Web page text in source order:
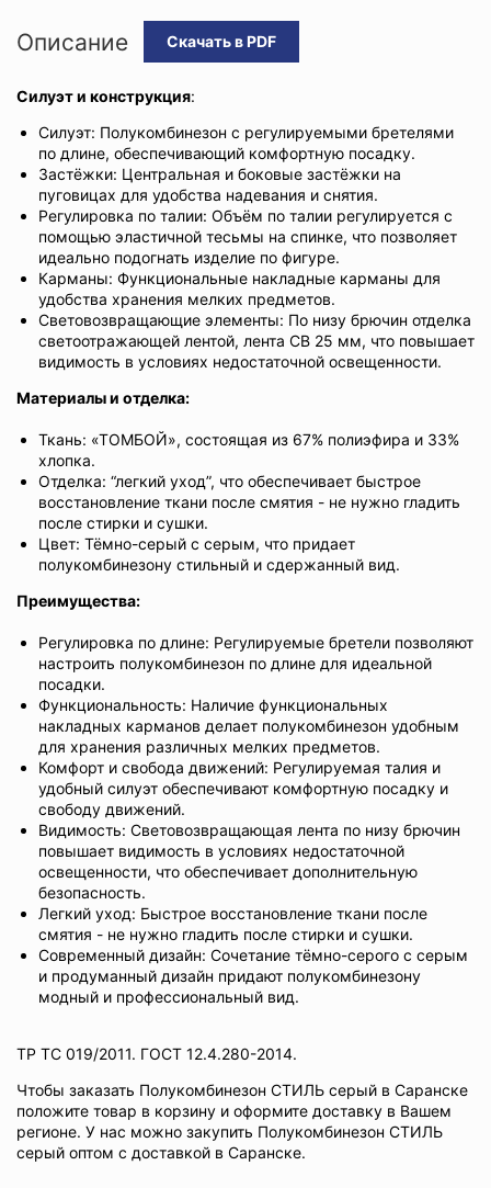
Описание Скачать в PDF
Силуэт и конструкция:
Силуэт: Полукомбинезон с регулируемыми бретелями
по длине, обеспечивающий комфортную посадку.
Застёжки: Центральная и боковые застёжки на
пуговицах для удобства надевания и снятия.
Регулировка по талии: Объём по талии регулируется с
помощью эластичной тесьмы на спинке, что позволяет
идеально подогнать изделие по фигуре.
Карманы: Функциональные накладные карманы для
удобства хранения мелких предметов.
Световозвращающие элементы: По низу брючин отделка
светоотражающей лентой, лента СВ 25 мм, что повышает
видимость в условиях недостаточной освещенности.
Материалы и отделка:
Ткань: «ТОМБОЙ», состоящая из 67% полиэфира и 33%
хлопка.
Отделка: “легкий уход”, что обеспечивает быстрое
восстановление ткани после смятия - не нужно гладить
после стирки и сушки.
Цвет: Тёмно-серый с серым, что придает
полукомбинезону стильный и сдержанный вид.
Преимущества:
Регулировка по длине: Регулируемые бретели позволяют
настроить полукомбинезон по длине для идеальной
посадки.
Функциональность: Наличие функциональных
накладных карманов делает полукомбинезон удобным
для хранения различных мелких предметов.
Комфорт и свобода движений: Регулируемая талия и
удобный силуэт обеспечивают комфортную посадку и
свободу движений.
Видимость: Световозвращающая лента по низу брючин
повышает видимость в условиях недостаточной
освещенности, что обеспечивает дополнительную
безопасность.
Легкий уход: Быстрое восстановление ткани после
смятия - не нужно гладить после стирки и сушки.
Современный дизайн: Сочетание тёмно-серого с серым
и продуманный дизайн придают полукомбинезону
модный и профессиональный вид.
ТР ТС 019/2011. ГОСТ 12.4.280-2014.
Чтобы заказать Полукомбинезон СТИЛЬ серый в Саранске
положите товар в корзину и оформите доставку в Вашем
регионе. У нас можно закупить Полукомбинезон СТИЛЬ
серый оптом с доставкой в Саранске.